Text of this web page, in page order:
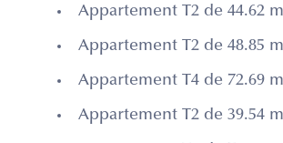
Appartement T2 de 44.62
Appartement T2 de 48.85
Appartement T4 de 72.69
Appartement T2 de 39.54